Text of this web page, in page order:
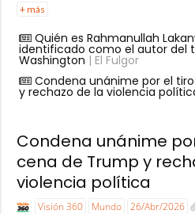
+ más
Quién es Rahmanullah
identificado como el autor del
Washington | El Fulgor
Condena unánime por el
y rechazo de la violencia
Condena unánime
cena de Trump y
violencia política
Visión 360 Mundo 26/Abr/2026